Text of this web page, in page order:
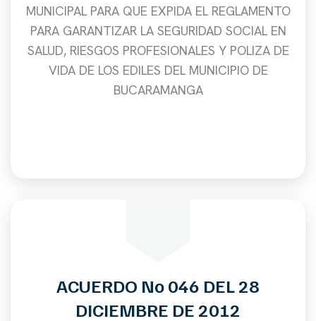
MUNICIPAL PARA QUE EXPIDA EL REGLAMENTO
PARA GARANTIZAR LA SEGURIDAD SOCIAL EN
SALUD, RIESGOS PROFESIONALES Y POLIZA DE
VIDA DE LOS EDILES DEL MUNICIPIO DE
BUCARAMANGA
ACUERDO No 046 DEL 28
DICIEMBRE DE 2012